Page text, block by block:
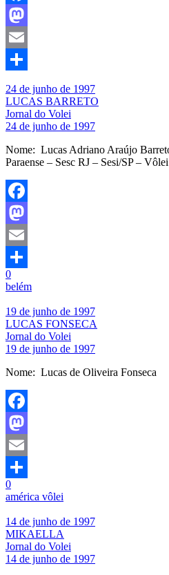
Facebook
Mastodon
Email
24 de junho de 1997
LUCAS BARRETO
Jornal do Volei
24 de junho de 1997
Nome: Lucas Adriano
Paraense – Sesc RJ – Sesi/SP –
Facebook
Mastodon
Email
Share
0
belém
19 de junho de 1997
LUCAS FONSECA
Jornal do Volei
19 de junho de 1997
Nome: Lucas de
Facebook
Mastodon
Email
Share
0
américa vôlei
14 de junho de 1997
MIKAELLA
Jornal do Volei
14 de junho de 1997